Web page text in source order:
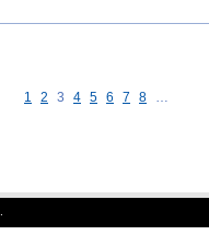
1 2 3 4 5 6 7 8 …